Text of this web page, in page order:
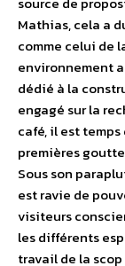
Mathias, cela a
comme celui de
environnement
dédié à la
engagé sur la
café, il est
premières
Sous son
est ravie de
visiteurs
les différents
travail de la